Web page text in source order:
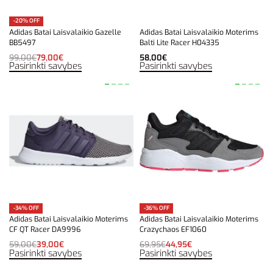
-20% OFF
Adidas Batai Laisvalaikio Gazelle
BB5497
99,00€79,00€
Pasirinkti savybes
Adidas Batai Laisvalaikio Moterims
Balti Lite Racer H04335
58,00€
Pasirinkti savybes
-34% OFF
Adidas Batai Laisvalaikio Moterims
CF QT Racer DA9996
59,00€39,00€
Pasirinkti savybes
-36% OFF
Adidas Batai Laisvalaikio Moterims
Crazychaos EF1060
69,95€44,95€
Pasirinkti savybes